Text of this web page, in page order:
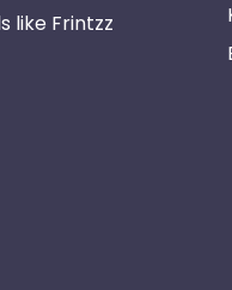
like Frintzz